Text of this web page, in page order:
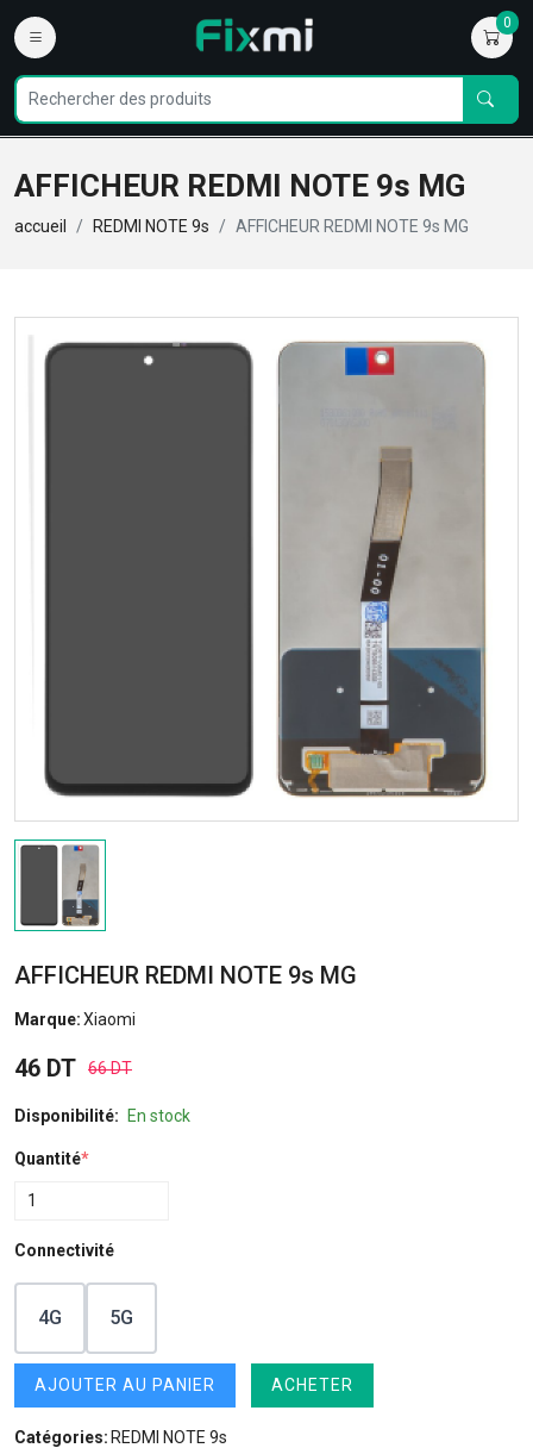
0
AFFICHEUR REDMI NOTE 9s MG
accueil REDMI NOTE 9s AFFICHEUR REDMI NOTE 9s MG
AFFICHEUR REDMI NOTE 9s MG
Marque:Xiaomi
46 DT 66 DT
Disponibilité: En stock
Quantité*
Connectivité
4G 5G
AJOUTER AU PANIER ACHETER
Catégories: REDMI NOTE 9s